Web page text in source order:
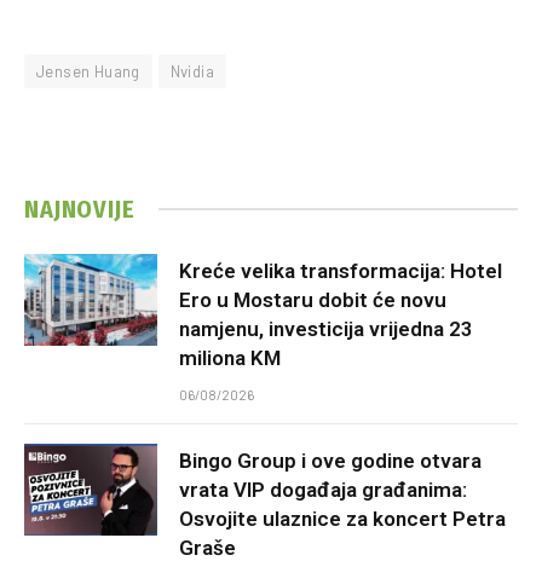
Jensen Huang Nvidia
NAJNOVIJE
Kreće velika transformacija: Hotel
Ero u Mostaru dobit će novu
namjenu, investicija vrijedna 23
miliona KM
06/08/2026
Bingo Group i ove godine otvara
vrata VIP događaja građanima:
Osvojite ulaznice za koncert Petra
Graše